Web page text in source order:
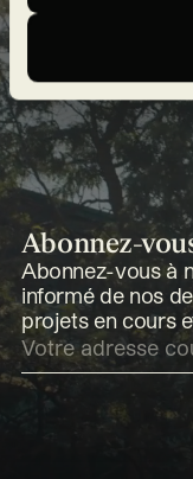
Abonnez-
Abonnez-vous à
informé de nos
projets en cours